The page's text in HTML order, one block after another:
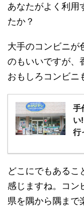
あなたがよく利用
たか？
大手のコンビニが
のもいいですが、
おもしろコンビニ
手
い
行
どこにでもあるこ
感じますね。コン
県を隅から隅まで